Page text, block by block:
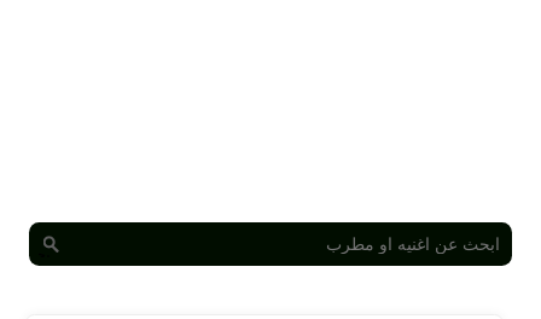
الالبومات الجديده